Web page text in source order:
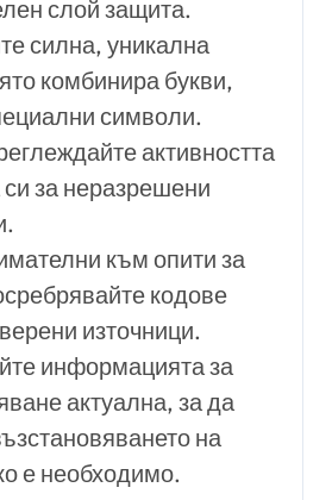
слой защита.
силна, уникална
комбинира букви,
символи.
активността
си за неразрешени
към опити за
кодове
източници.
информацията за
актуална, за да
на
е необходимо.